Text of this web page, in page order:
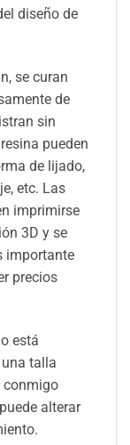
diseño de
se curan
de
sin
pueden
de lijado,
etc. Las
imprimirse
3D y se
importante
precios
está
talla
conmigo
alterar